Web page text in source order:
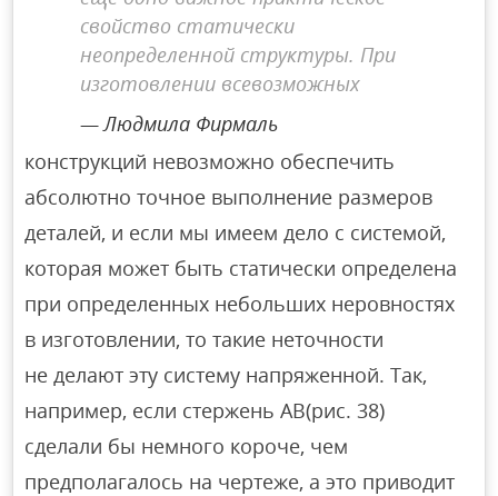
свойство статически
неопределенной структуры. При
изготовлении всевозможных
Людмила Фирмаль
конструкций невозможно обеспечить
абсолютно точное выполнение размеров
деталей, и если мы имеем дело с системой,
которая может быть статически определена
при определенных небольших неровностях
в изготовлении, то такие неточности
не делают эту систему напряженной. Так,
например, если стержень AB(рис. 38)
сделали бы немного короче, чем
предполагалось на чертеже, а это приводит